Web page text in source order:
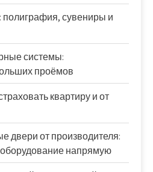
полиграфия, сувениры и
системы:
проёмов
квартиру и от
двери от производителя:
оборудование напрямую